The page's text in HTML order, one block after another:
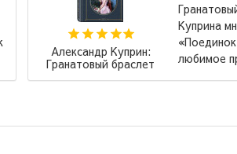
и другие повести
Но вот повесть
самое, самое
повест...→
Роберт
Падари
падари